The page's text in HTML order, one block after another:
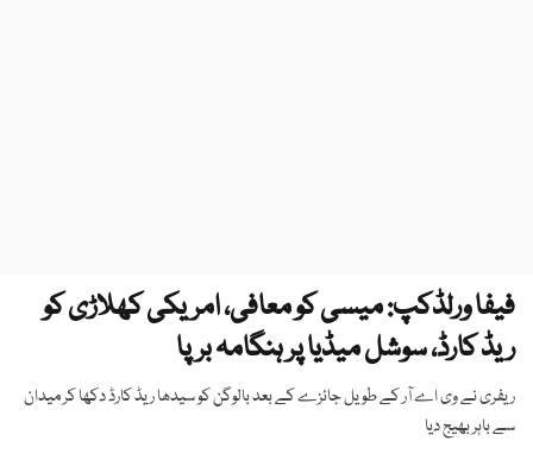
فیفا ورلڈکپ: میسی کو معافی، امریکی کھلاڑی کو
ریڈ کارڈ، سوشل میڈیا پر ہنگامہ برپا
ریفری نے وی اے آر کے طویل جائزے کے بعد بالوگن کو سیدھا ریڈ کارڈ دکھا کر میدان
سے باہر بھیج دیا